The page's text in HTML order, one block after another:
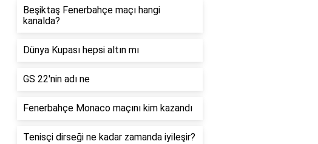
Beşiktaş Fenerbahçe maçı hangi
kanalda?
Dünya Kupası hepsi altın mı
GS 22'nin adı ne
Fenerbahçe Monaco maçını kim kazandı
Tenisçi dirseği ne kadar zamanda iyileşir?